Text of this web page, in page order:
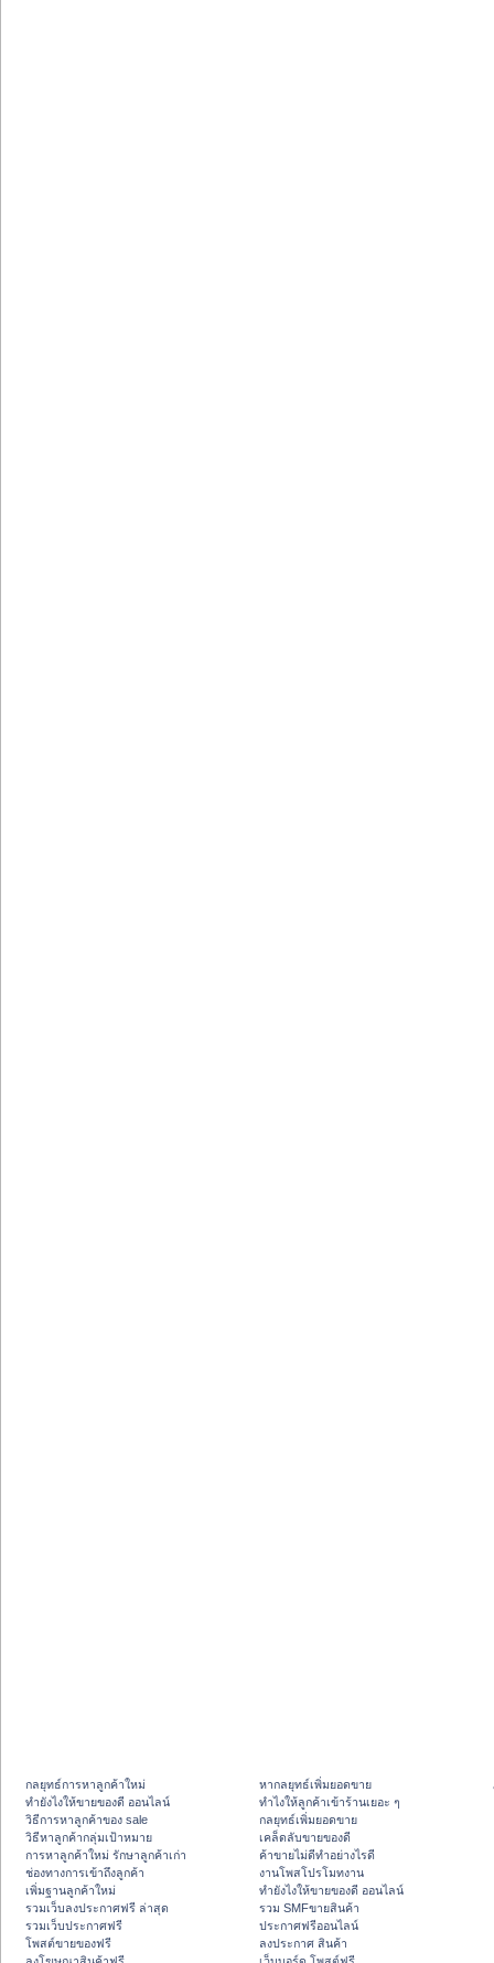
กลยุทธ์การหาลูกค้าใหม่
ทํายังไงให้ขายของดี ออนไลน์
วิธีการหาลูกค้าของ sale
วิธีหาลูกค้ากลุ่มเป้าหมาย
การหาลูกค้าใหม่ รักษาลูกค้าเก่า
ช่องทางการเข้าถึงลูกค้า
เพิ่มฐานลูกค้าใหม่
รวมเว็บลงประกาศฟรี ล่าสุด
รวมเว็บประกาศฟรี
โพสต์ขายของฟรี
หากลยุทธ์เพิ่มยอดขาย
ทําไงให้ลูกค้าเข้าร้านเยอะ ๆ
กลยุทธ์เพิ่มยอดขาย
เคล็ดลับขายของดี
ค้าขายไม่ดีทำอย่างไรดี
งานโพสโปรโมทงาน
ทํายังไงให้ขายของดี ออนไลน์
รวม SMFขายสินค้า
ประกาศฟรีออนไลน์
ลงประกาศ สินค้า